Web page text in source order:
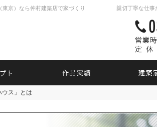
ハウス」とは
京）なら仲村建築店で家づくり
ウス」とは